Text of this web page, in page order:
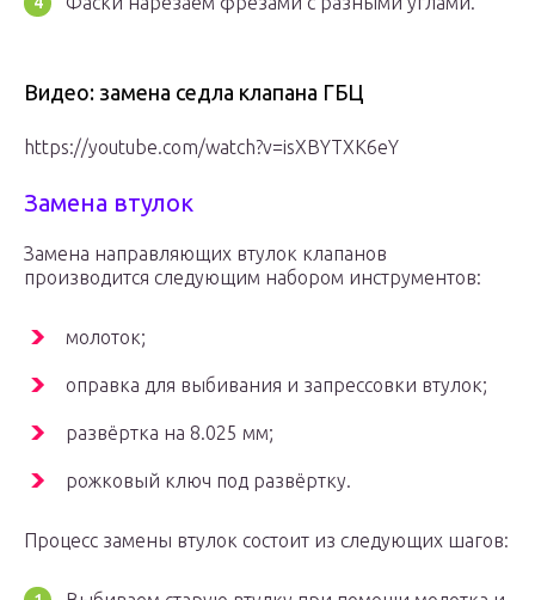
Видео: замена седла клапана ГБЦ
https://youtube.com/watch?v=isXBYTXK6eY
Замена втулок
Замена направляющих втулок клапанов
производится следующим набором инструментов:
молоток;
оправка для выбивания и запрессовки втулок;
развёртка на 8.025 мм;
рожковый ключ под развёртку.
Процесс замены втулок состоит из следующих шагов: